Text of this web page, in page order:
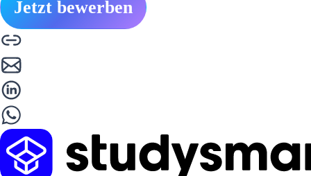
Jetzt bewerben